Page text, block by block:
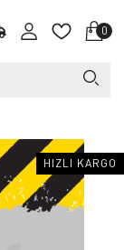
0
HIZLI KARGO